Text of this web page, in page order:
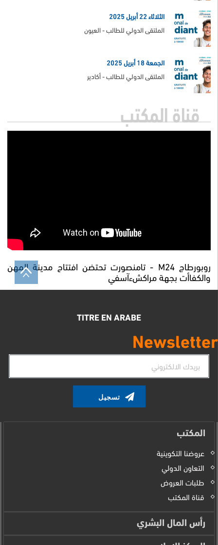
الثلاثاء 22 أبريل 2025
الملتقى الدولي للطالب - العيون
الجمعة 18 أبريل 2025
الملتقى الدولي للطالب - أكادير
قناة المكتب
روبورطاج M24 - تامنصورت تحتضن افتتاح مدينة المهن
والكفاأت بجهة مراكشءآسفي
TITRE EN ARABE
Newsletter
الإلكتروني
المكتب
عروضنا التكوينية
التعاون الدولي
طلبات العروض
قناة المكتب
رأس المال البشري